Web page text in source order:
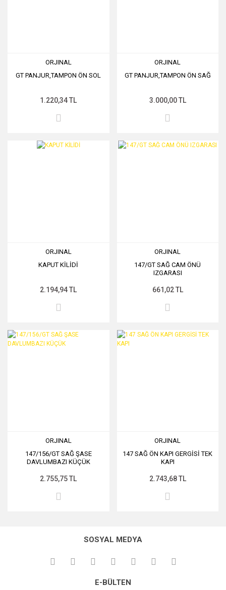
ORJINAL
GT PANJUR,TAMPON ÖN SOL
1.220,34 TL
ORJINAL
GT PANJUR,TAMPON ÖN SAĞ
3.000,00 TL
ORJINAL
KAPUT KİLİDİ
2.194,94 TL
ORJINAL
147/GT SAĞ CAM ÖNÜ
IZGARASI
661,02 TL
ORJINAL
147/156/GT SAĞ ŞASE
DAVLUMBAZI KÜÇÜK
2.755,75 TL
ORJINAL
147 SAĞ ÖN KAPI GERGİSİ TEK
KAPI
2.743,68 TL
SOSYAL MEDYA
E-BÜLTEN